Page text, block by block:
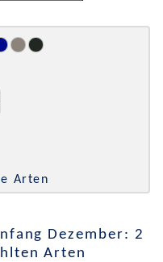
Arten
Dezember: 2
Arten